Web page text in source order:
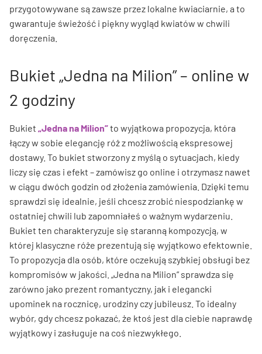
przygotowywane są zawsze przez lokalne kwiaciarnie, a to
gwarantuje świeżość i piękny wygląd kwiatów w chwili
doręczenia.
Bukiet „Jedna na Milion” – online w
2 godziny
Bukiet „Jedna na Milion”to wyjątkowa propozycja, która
łączy w sobie elegancję róż z możliwością ekspresowej
dostawy. To bukiet stworzony z myślą o sytuacjach, kiedy
liczy się czas i efekt – zamówisz go online i otrzymasz nawet
w ciągu dwóch godzin od złożenia zamówienia. Dzięki temu
sprawdzi się idealnie, jeśli chcesz zrobić niespodziankę w
ostatniej chwili lub zapomniałeś o ważnym wydarzeniu.
Bukiet ten charakteryzuje się staranną kompozycją, w
której klasyczne róże prezentują się wyjątkowo efektownie.
To propozycja dla osób, które oczekują szybkiej obsługi bez
kompromisów w jakości. „Jedna na Milion” sprawdza się
zarówno jako prezent romantyczny, jak i elegancki
upominek na rocznicę, urodziny czy jubileusz. To idealny
wybór, gdy chcesz pokazać, że ktoś jest dla ciebie naprawdę
wyjątkowy i zasługuje na coś niezwykłego.